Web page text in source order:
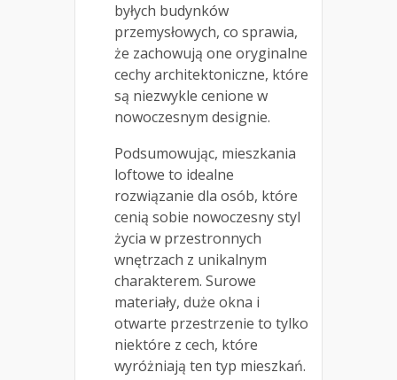
byłych budynków
przemysłowych, co sprawia,
że zachowują one oryginalne
cechy architektoniczne, które
są niezwykle cenione w
nowoczesnym designie.
Podsumowując, mieszkania
loftowe to idealne
rozwiązanie dla osób, które
cenią sobie nowoczesny styl
życia w przestronnych
wnętrzach z unikalnym
charakterem. Surowe
materiały, duże okna i
otwarte przestrzenie to tylko
niektóre z cech, które
wyróżniają ten typ mieszkań.